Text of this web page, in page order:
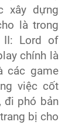
xây dựng
là trong
II: Lord of
chính là
các game
việc cốt
đi phó bản
bị cho